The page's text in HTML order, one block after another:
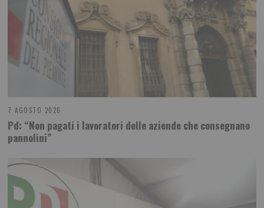
7 AGOSTO 2026
Pd: “Non pagati i lavoratori delle aziende che consegnano
pannolini”